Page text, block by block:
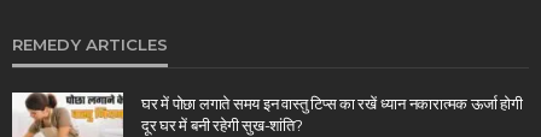
REMEDY ARTICLES
घर में पोछा लगाते समय इन वास्तु टिप्स का रखें ध्यान नकारात्मक ऊर्जा होगी
दूर घर में बनी रहेगी सुख-शांति?